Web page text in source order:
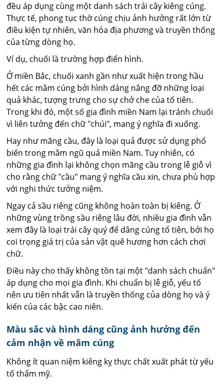
đều áp dụng cùng một danh sách trái cây kiêng cúng.
Thực tế, phong tục thờ cúng chịu ảnh hưởng rất lớn từ
điều kiện tự nhiên, văn hóa địa phương và truyền thống
của từng dòng họ.
Ví dụ, chuối là trường hợp điển hình.
Ở miền Bắc, chuối xanh gần như xuất hiện trong hầu
hết các mâm cúng bởi hình dáng nâng đỡ những loại
quả khác, tượng trưng cho sự chở che của tổ tiên.
Trong khi đó, một số gia đình miền Nam lại tránh chuối
vì liên tưởng đến chữ "chúi", mang ý nghĩa đi xuống.
Hay như mãng cầu, đây là loại quả được sử dụng phổ
biến trong mâm ngũ quả miền Nam. Tuy nhiên, có
những gia đình lại không chọn mãng cầu trong lễ giỗ vì
cho rằng chữ "cầu" mang ý nghĩa cầu xin, chưa phù hợp
với nghi thức tưởng niệm.
Ngay cả sầu riêng cũng không hoàn toàn bị kiêng. Ở
những vùng trồng sầu riêng lâu đời, nhiều gia đình vẫn
xem đây là loại trái cây quý để dâng cúng tổ tiên, bởi họ
coi trọng giá trị của sản vật quê hương hơn cách chơi
chữ.
Điều này cho thấy không tồn tại một "danh sách chuẩn"
áp dụng cho mọi gia đình. Khi chuẩn bị lễ giỗ, yếu tố
nên ưu tiên nhất vẫn là truyền thống của dòng họ và ý
kiến của các bậc cao niên.
Màu sắc và hình dáng cũng ảnh hưởng đến
cảm nhận về mâm cúng
Không ít quan niệm kiêng kỵ thực chất xuất phát từ yếu
tố thẩm mỹ.